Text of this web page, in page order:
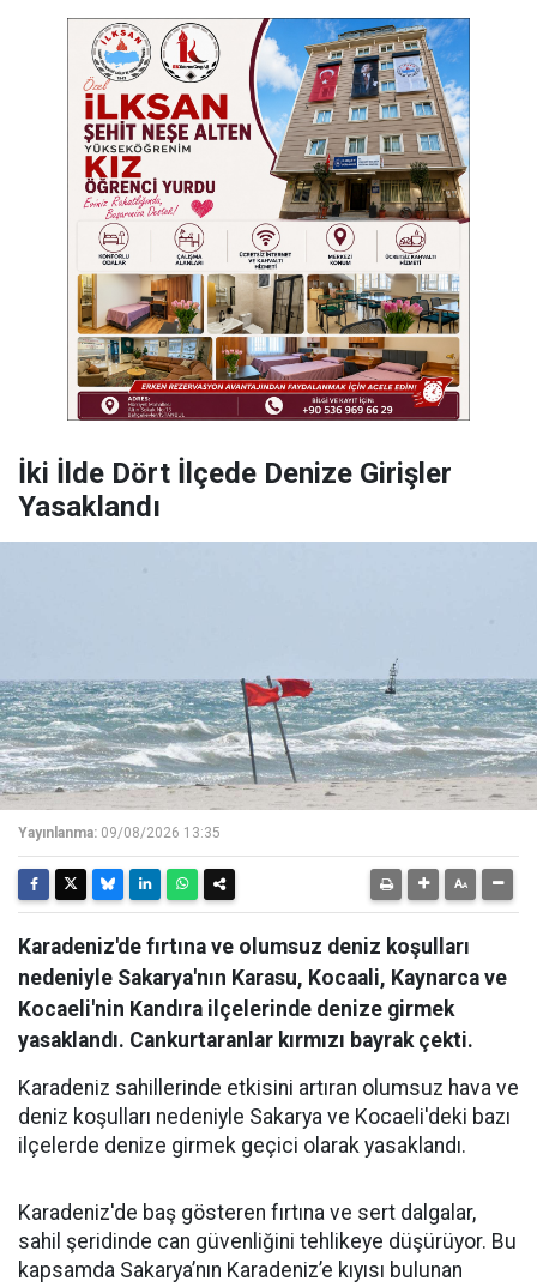
İki İlde Dört İlçede Denize Girişler
Yasaklandı
Yayınlanma: 09/08/2026 13:35
Karadeniz'de fırtına ve olumsuz deniz koşulları
nedeniyle Sakarya'nın Karasu, Kocaali, Kaynarca ve
Kocaeli'nin Kandıra ilçelerinde denize girmek
yasaklandı. Cankurtaranlar kırmızı bayrak çekti.
Karadeniz sahillerinde etkisini artıran olumsuz hava ve
deniz koşulları nedeniyle Sakarya ve Kocaeli'deki bazı
ilçelerde denize girmek geçici olarak yasaklandı.
Karadeniz'de baş gösteren fırtına ve sert dalgalar,
sahil şeridinde can güvenliğini tehlikeye düşürüyor. Bu
kapsamda Sakarya’nın Karadeniz’e kıyısı bulunan